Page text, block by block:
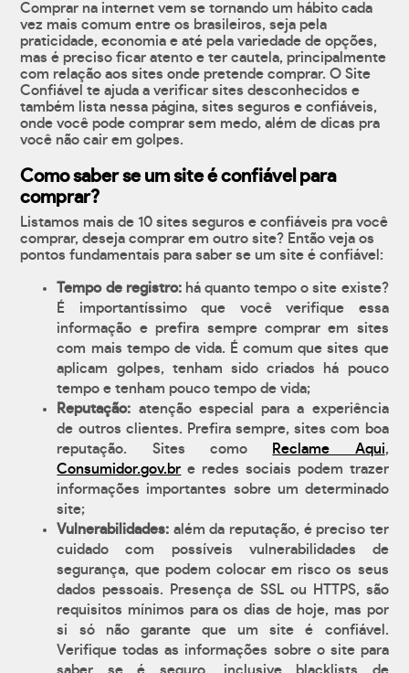
Comprar na internet vem se tornando um hábito cada
vez mais comum entre os brasileiros, seja pela
praticidade, economia e até pela variedade de opções,
mas é preciso ficar atento e ter cautela, principalmente
com relação aos sites onde pretende comprar. O Site
Confiável te ajuda a verificar sites desconhecidos e
também lista nessa página, sites seguros e confiáveis,
onde você pode comprar sem medo, além de dicas pra
você não cair em golpes.
Como saber se um site é confiável para
comprar?
Listamos mais de 10 sites seguros e confiáveis pra você
comprar, deseja comprar em outro site? Então veja os
pontos fundamentais para saber se um site é confiável:
Tempo de registro:há quanto tempo o site existe?
É importantíssimo que você verifique essa
informação e prefira sempre comprar em sites
com mais tempo de vida. É comum que sites que
aplicam golpes, tenham sido criados há pouco
tempo e tenham pouco tempo de vida;
Reputação: atenção especial para a experiência
de outros clientes. Prefira sempre, sites com boa
reputação. Sites como
Reclame Aqui,
Consumidor.gov.br e redes sociais podem trazer
informações importantes sobre um determinado
site;
Vulnerabilidades: além da reputação, é preciso ter
cuidado com possíveis vulnerabilidades de
segurança, que podem colocar em risco os seus
dados pessoais. Presença de SSL ou HTTPS, são
requisitos mínimos para os dias de hoje, mas por
si só não garante que um site é confiável.
Verifique todas as informações sobre o site para